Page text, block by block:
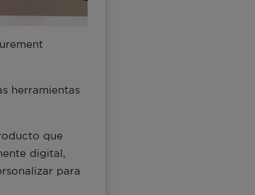
herramientas
que
digital,
para